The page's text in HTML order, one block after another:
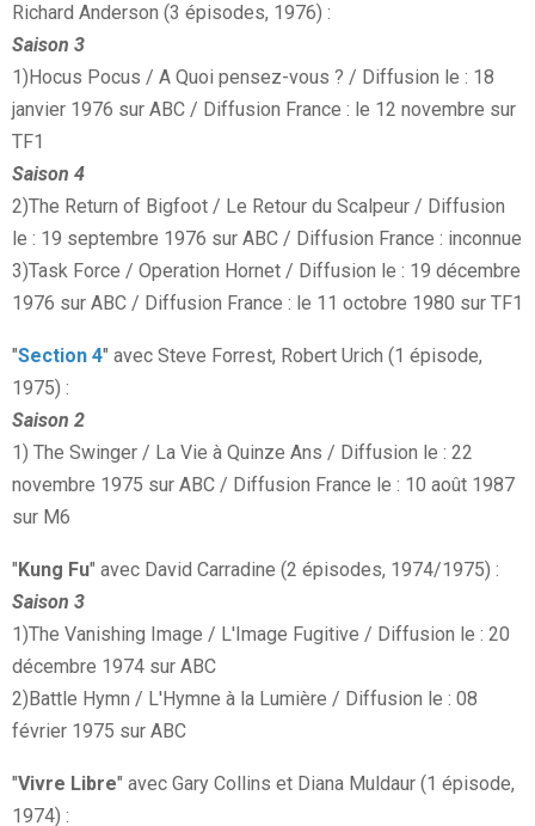
Richard Anderson (3 épisodes, 1976) :
Saison 3
1)Hocus Pocus / A Quoi pensez-vous ? / Diffusion le : 18
janvier 1976 sur ABC / Diffusion France : le 12 novembre sur
TF1
Saison 4
2)The Return of Bigfoot / Le Retour du Scalpeur / Diffusion
le : 19 septembre 1976 sur ABC / Diffusion France : inconnue
3)Task Force / Operation Hornet / Diffusion le : 19 décembre
1976 sur ABC / Diffusion France : le 11 octobre 1980 sur TF1
"Section 4" avec Steve Forrest, Robert Urich (1 épisode,
1975) :
Saison 2
1) The Swinger / La Vie à Quinze Ans / Diffusion le : 22
novembre 1975 sur ABC / Diffusion France le : 10 août 1987
sur M6
"Kung Fu" avec David Carradine (2 épisodes, 1974/1975) :
Saison 3
1)The Vanishing Image / L'Image Fugitive / Diffusion le : 20
décembre 1974 sur ABC
2)Battle Hymn / L'Hymne à la Lumière / Diffusion le : 08
février 1975 sur ABC
"Vivre Libre" avec Gary Collins et Diana Muldaur (1 épisode,
1974) :